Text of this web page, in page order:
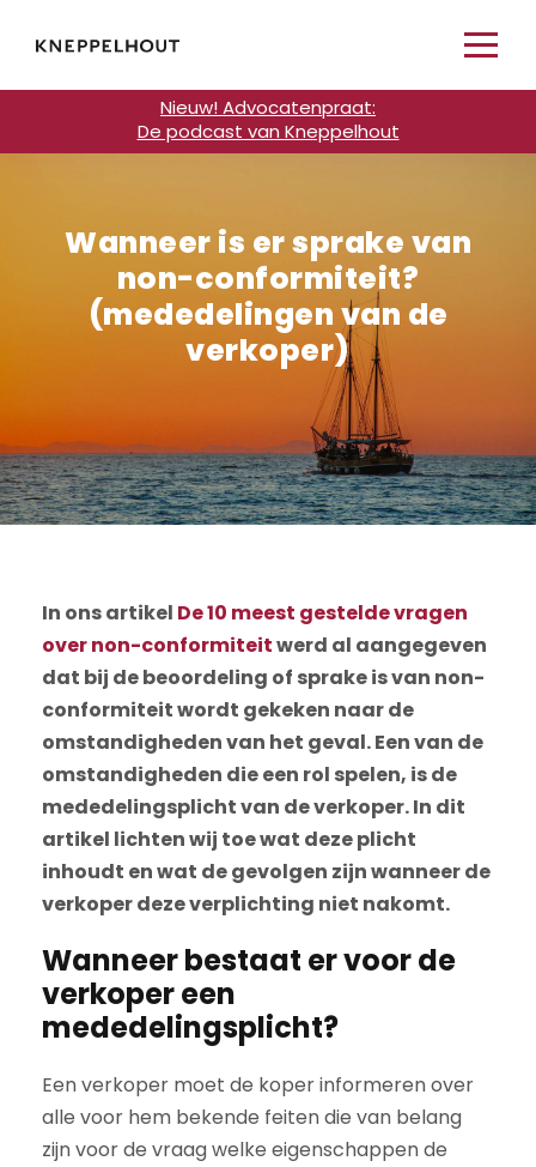
Nieuw! Advocatenpraat:
De podcast van Kneppelhout
Wanneer is er sprake van
non-conformiteit?
(mededelingen van de
verkoper)
In ons artikel De 10 meest gestelde vragen
over non-conformiteitwerd al aangegeven
dat bij de beoordeling of sprake is van non-
conformiteit wordt gekeken naar de
omstandigheden van het geval. Een van de
omstandigheden die een rol spelen, is de
mededelingsplicht van de verkoper. In dit
artikel lichten wij toe wat deze plicht
inhoudt en wat de gevolgen zijn wanneer de
verkoper deze verplichting niet nakomt.
Wanneer bestaat er voor de
verkoper een
mededelingsplicht?
Een verkoper moet de koper informeren over
alle voor hem bekende feiten die van belang
zijn voor de vraag welke eigenschappen de